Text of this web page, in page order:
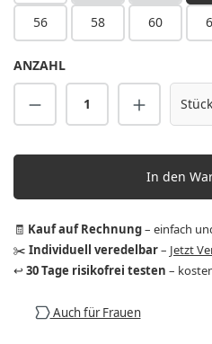
56 58 60
ANZAHL
Produkt Anzahl:
In den
🧾 Kauf auf Rechnung– einfach
✂️ Individuell veredelbar– Jetzt
↩️ 30 Tage risikofrei testen –
Auch für Frauen